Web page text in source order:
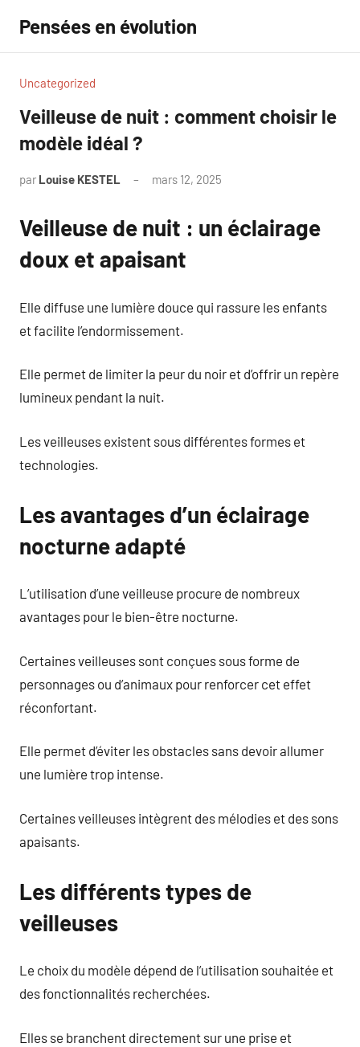
contenu
Pensées en évolution
Uncategorized
Veilleuse de nuit : comment choisir le
modèle idéal ?
par Louise KESTEL mars 12, 2025
Veilleuse de nuit : un éclairage
doux et apaisant
Elle diffuse une lumière douce qui rassure les enfants
et facilite l’endormissement.
Elle permet de limiter la peur du noir et d’offrir un repère
lumineux pendant la nuit.
Les veilleuses existent sous différentes formes et
technologies.
Les avantages d’un éclairage
nocturne adapté
L’utilisation d’une veilleuse procure de nombreux
avantages pour le bien-être nocturne.
Certaines veilleuses sont conçues sous forme de
personnages ou d’animaux pour renforcer cet effet
réconfortant.
Elle permet d’éviter les obstacles sans devoir allumer
une lumière trop intense.
Certaines veilleuses intègrent des mélodies et des sons
apaisants.
Les différents types de
veilleuses
Le choix du modèle dépend de l’utilisation souhaitée et
des fonctionnalités recherchées.
Elles se branchent directement sur une prise et